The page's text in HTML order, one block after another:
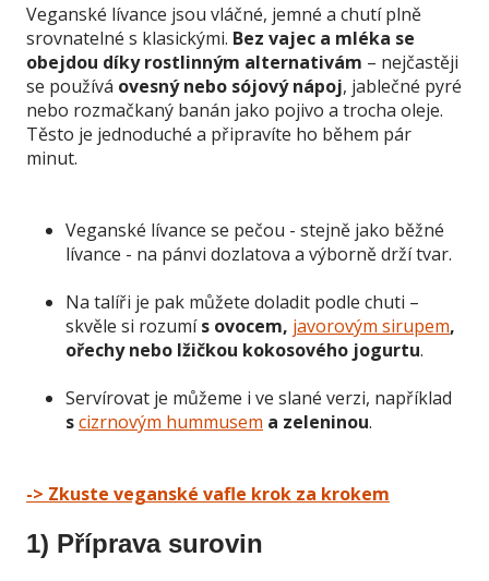
Veganské lívance jsou vláčné, jemné a chutí plně
srovnatelné s klasickými. Bez vajec a mléka se
obejdou díky rostlinným alternativám – nejčastěji
se používá ovesný nebo sójový nápoj, jablečné pyré
nebo rozmačkaný banán jako pojivo a trocha oleje.
Těsto je jednoduché a připravíte ho během pár
minut.
Veganské lívance se pečou - stejně jako běžné
lívance - na pánvi dozlatova a výborně drží tvar.
Na talíři je pak můžete doladit podle chuti –
skvěle si rozumís ovocem, javorovým sirupem,
ořechy nebo lžičkou kokosového jogurtu.
Servírovat je můžeme i ve slané verzi, například
scizrnovým hummusem a zeleninou.
-> Zkuste veganské vafle krok za krokem
1) Příprava surovin